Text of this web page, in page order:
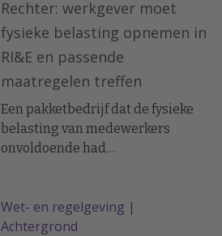
gelden voor deze groep op enkele
punten soepelere
arbeidsrechtelijke regels,
waardoor de risico's bij ziekte en
Rechter: werkgever moet
fysieke belasting opnemen in
RI&E en passende
maatregelen treffen
Een pakketbedrijf dat de fysieke
belasting van medewerkers
onvoldoende had
naleving opgelegd. De rechtbank
bevestigt dat werkgevers
Wet- en regelgeving |
Achtergrond